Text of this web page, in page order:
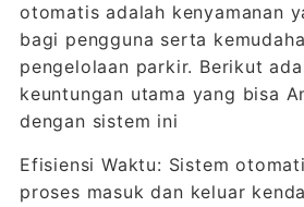
otomatis adalah kenyamanan
bagi pengguna serta
pengelolaan parkir. Berikut
keuntungan utama yang bisa
dengan sistem ini
Efisiensi Waktu: Sistem
proses masuk dan keluar